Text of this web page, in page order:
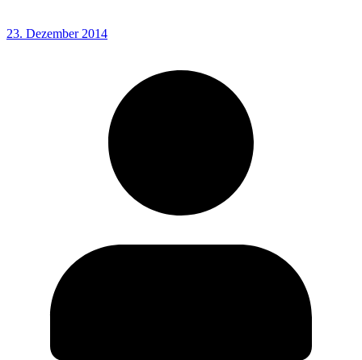
23. Dezember 2014